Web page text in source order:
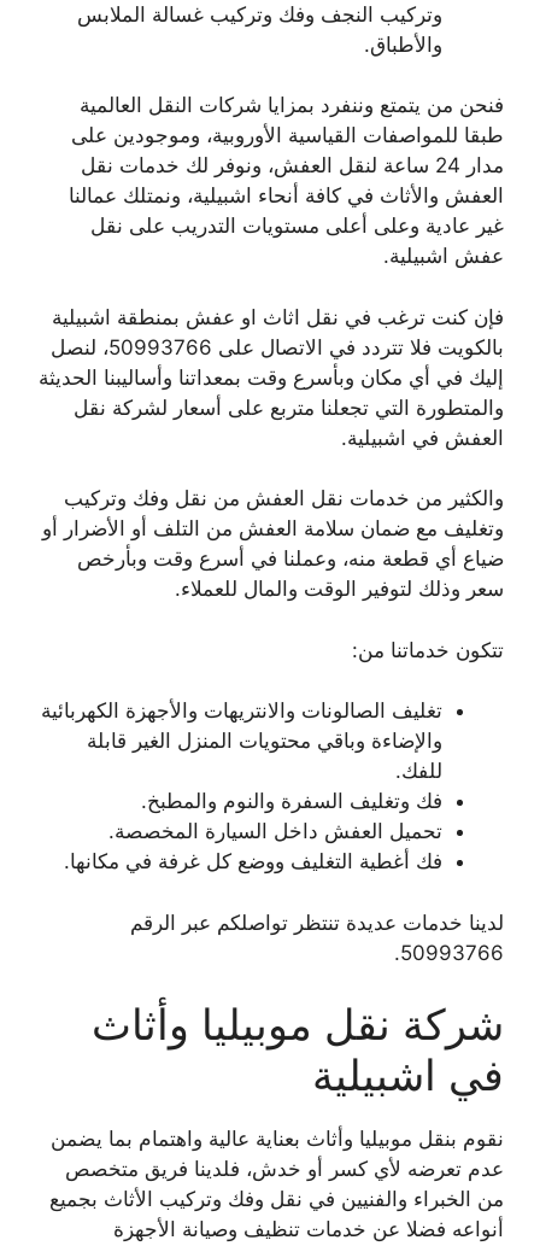
وتركيب النجف وفك وتركيب غسالة الملابس
والأطباق.
فنحن من يتمتع وننفرد بمزايا شركات النقل العالمية
طبقا للمواصفات القياسية الأوروبية، وموجودين على
مدار 24 ساعة لنقل العفش، ونوفر لك خدمات نقل
العفش والأثاث في كافة أنحاء اشبيلية، ونمتلك عمالنا
غير عادية وعلى أعلى مستويات التدريب على نقل
عفش اشبيلية.
فإن كنت ترغب في نقل اثاث او عفش بمنطقة اشبيلية
بالكويت فلا تتردد في الاتصال على 50993766، لنصل
إليك في أي مكان وبأسرع وقت بمعداتنا وأساليبنا الحديثة
والمتطورة التي تجعلنا متربع على أسعار لشركة نقل
العفش في اشبيلية.
والكثير من خدمات نقل العفش من نقل وفك وتركيب
وتغليف مع ضمان سلامة العفش من التلف أو الأضرار أو
ضياع أي قطعة منه، وعملنا في أسرع وقت وبأرخص
سعر وذلك لتوفير الوقت والمال للعملاء.
تتكون خدماتنا من:
تغليف الصالونات والانتريهات والأجهزة الكهربائية
والإضاءة وباقي محتويات المنزل الغير قابلة
للفك.
فك وتغليف السفرة والنوم والمطبخ.
تحميل العفش داخل السيارة المخصصة.
فك أغطية التغليف ووضع كل غرفة في مكانها.
لدينا خدمات عديدة تنتظر تواصلكم عبر الرقم
50993766.
شركة نقل موبيليا وأثاث
في اشبيلية
نقوم بنقل موبيليا وأثاث بعناية عالية واهتمام بما يضمن
عدم تعرضه لأي كسر أو خدش، فلدينا فريق متخصص
من الخبراء والفنيين في نقل وفك وتركيب الأثاث بجميع
أنواعه فضلا عن خدمات تنظيف وصيانة الأجهزة